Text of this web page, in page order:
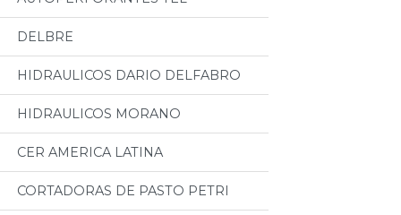
DELBRE
HIDRAULICOS DARIO DELFABRO
HIDRAULICOS MORANO
CER AMERICA LATINA
CORTADORAS DE PASTO PETRI